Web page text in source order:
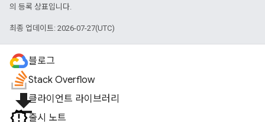
의 등록 상표입니다.
최종 업데이트: 2026-07-27(UTC)
블로그
Stack Overflow
file_download클라이언트 라이브러리
출시 노트